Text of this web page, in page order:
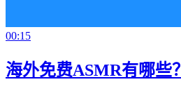
00:15
海外免费ASMR有哪些？